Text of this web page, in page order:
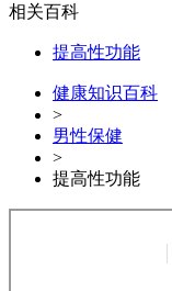
相关百科
提高性功能
健康知识百科
>
男性保健
>
提高性功能